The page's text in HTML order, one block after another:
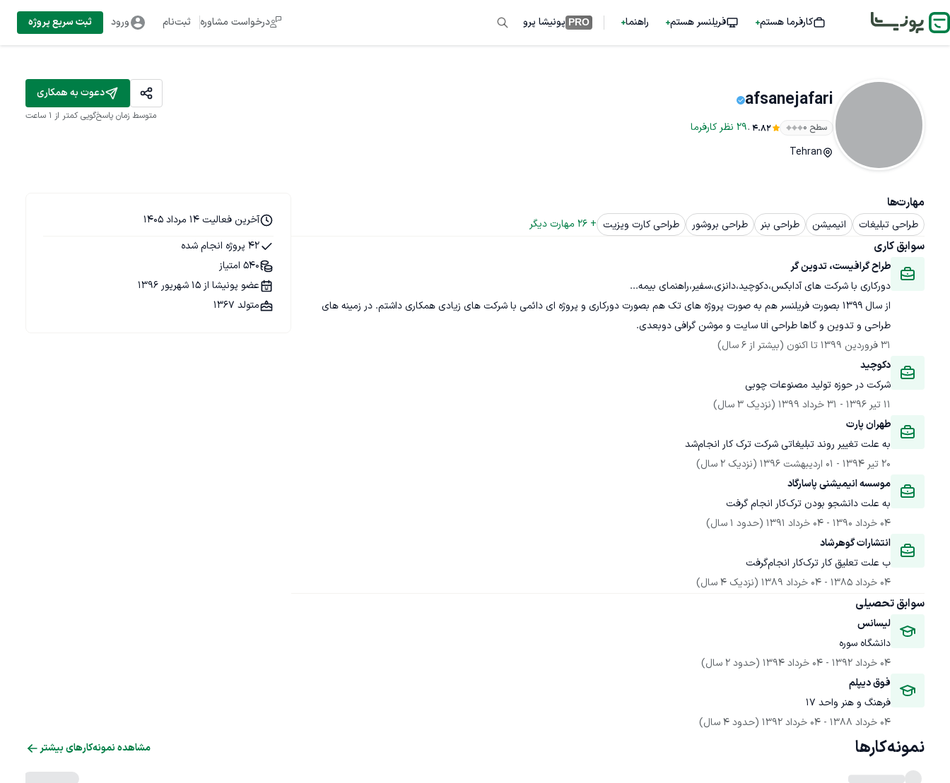
کارفرما هستم فریلنسر هستم راهنما PRO پونیشا پرو درخواست مشاوره ثبت‌نام ورود ثبت سریع پروژه
afsanejafari
سطح ۰ 4.82
.
29 نظر کارفرما
Tehran
دعوت به همکاری
متوسط زمان پاسخ‌گویی کمتر از 1 ساعت
مهارت‌ها
طراحی تبلیغات انیمیشن طراحی بنر طراحی بروشور طراحی کارت ویزیت +
26 مهارت دیگر
سوابق کاری
طراح گرافیست، تدوین گر
دورکاری با شرکت های آدابکس،دکوچید،دانزی،سفیر،راهنمای بیمه...
از سال ۱۳۹۹ بصورت فریلنسر هم به صورت پروژه های تک هم بصورت دورکاری و پروژه ای دائمی با شرکت های زیادی همکاری داشتم. در زمینه های
طراحی و تدوین و گاها طراحی ui سایت و موشن گرافی دوبعدی.
31 فروردین 1399
تا اکنون (بیشتر از 6 سال)
دکوچید
شرکت در حوزه تولید مصنوعات چوبی
11 تیر 1396
- 31 خرداد 1399
(نزدیک 3 سال)
طهران پارت
به علت تغییر روند تبلیغاتی شرکت ترک کار انجام‌شد
20 تیر 1394
- 01 اردیبهشت 1396
(نزدیک 2 سال)
موسسه انیمیشنی پاسارگاد
به علت دانشجو بودن ترک‌کار انجام گرفت
04 خرداد 1390
- 04 خرداد 1391
(حدود 1 سال)
انتشارات گوهرشاد
ب علت تعلیق کار ترک‌کار انجام‌گرفت
04 خرداد 1385
- 04 خرداد 1389 (نزدیک 4 سال)
سوابق تحصیلی
لیسانس
دانشگاه سوره
04 خرداد 1392
- 04 خرداد 1394
(حدود 2 سال)
فوق دیپلم
فرهنگ و هنر واحد ۱۷
04 خرداد 1388
- 04 خرداد 1392 (حدود 4 سال)
آخرین فعالیت 14 مرداد 1405
42 پروژه انجام شده
540 امتیاز
عضو پونیشا از 15 شهریور 1396
متولد 1367
نمونه‌کارها مشاهده نمونه‌کارهای بیشتر